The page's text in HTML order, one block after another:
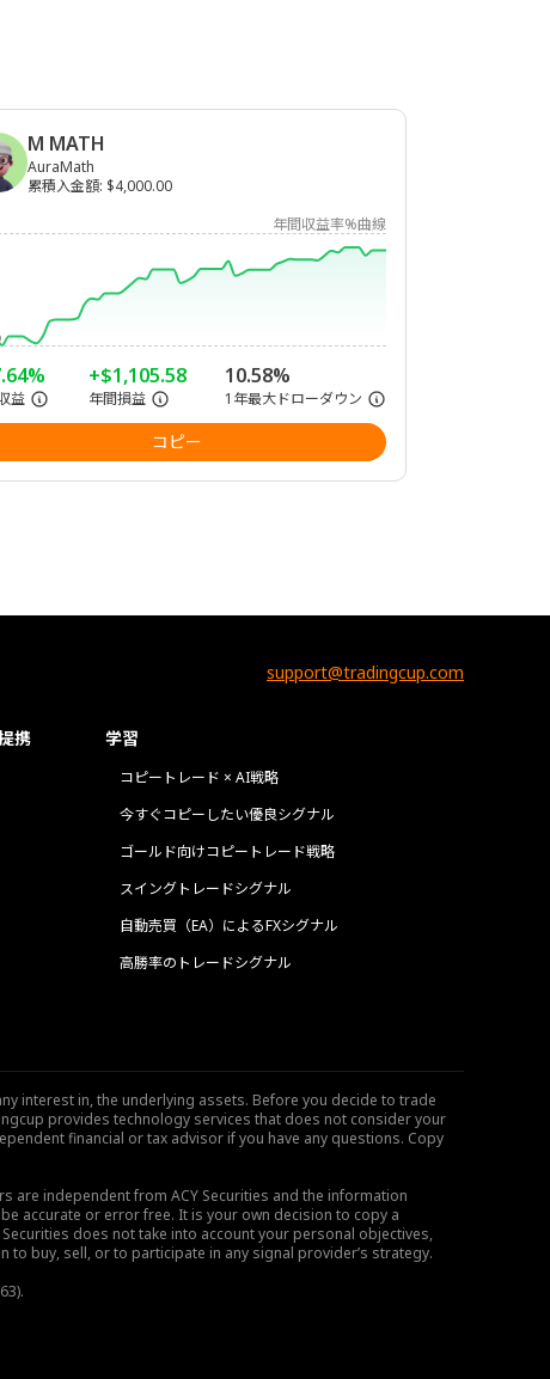
M MATH
AuraMath
累積入金額: $4,000.00
年間収益率%曲線
益
+$1,105.58
年間損益
10.58%
1年最大ドローダウン
コピー
support@tradingcup.com
携 学習
コピートレード × AI戦略
今すぐコピーしたい優良シグナル
ゴールド向けコピートレード戦略
スイングトレードシグナル
自動売買（EA）によるFXシグナル
高勝率のトレードシグナル
interest in, the underlying assets. Before you decide to trade
provides technology services that does not consider your
financial or tax advisor if you have any questions. Copy
are independent from ACY Securities and the information
accurate or error free. It is your own decision to copy a
does not take into account your personal objectives,
buy, sell, or to participate in any signal provider’s strategy.